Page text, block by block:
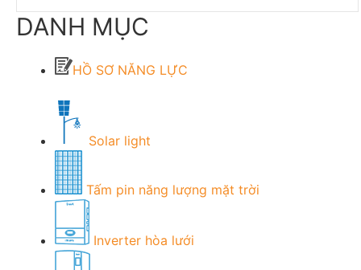
DANH MỤC
HỒ SƠ NĂNG LỰC
Solar light
Tấm pin năng lượng mặt trời
Inverter hòa lưới